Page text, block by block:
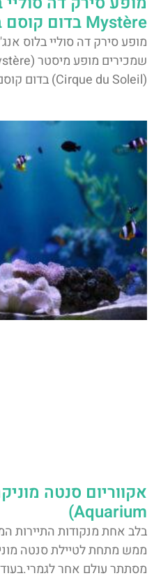
Mystère בדום קוסם בלוס אנג'לס
מופע סירק דה סוליי בלוס
(Cirque du Soleil) בדום קוסם (Cosm
Aquarium)
בלב אחת מנקודות התיירות
מסתתר עולם אחר